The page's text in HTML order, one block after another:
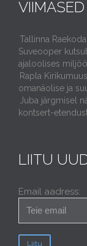
Tallinna
Suveooper
ajaloolises
Rapla
omanäolise ja
Juba järgmisel
kontsert-
LIITU
Email aadress: